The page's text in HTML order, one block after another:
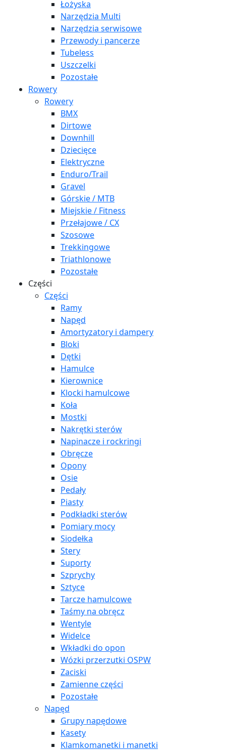
Łożyska
Narzędzia Multi
Narzędzia serwisowe
Przewody i pancerze
Tubeless
Uszczelki
Pozostałe
Rowery
Rowery
BMX
Dirtowe
Downhill
Dziecięce
Elektryczne
Enduro/Trail
Gravel
Górskie / MTB
Miejskie / Fitness
Przełajowe / CX
Szosowe
Trekkingowe
Triathlonowe
Pozostałe
Części
Części
Ramy
Napęd
Amortyzatory i dampery
Bloki
Dętki
Hamulce
Kierownice
Klocki hamulcowe
Koła
Mostki
Nakrętki sterów
Napinacze i rockringi
Obręcze
Opony
Osie
Pedały
Piasty
Podkładki sterów
Pomiary mocy
Siodełka
Stery
Suporty
Szprychy
Sztyce
Tarcze hamulcowe
Taśmy na obręcz
Wentyle
Widelce
Wkładki do opon
Wózki przerzutki OSPW
Zaciski
Zamienne części
Pozostałe
Napęd
Grupy napędowe
Kasety
Klamkomanetki i manetki